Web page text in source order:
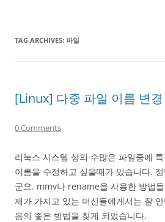
TAG ARCHIVES: 파일
[Linux] 다중 파일 이름 변경
0 Comments
리눅스 시스템 상의 수많은 파일중에
이름을 수정하고 싶을때가 있습니다.
군요. mmv나 rename을 사용한 방법
제가 가지고 있는 머신들에게서는 잘
음의 좋은 방법을 찾게 되었습니다.